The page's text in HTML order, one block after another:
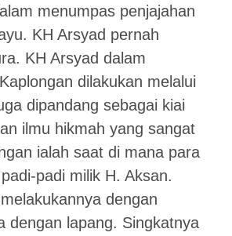
menumpas penjajahan
KH Arsyad pernah
KH Arsyad dalam
dilakukan melalui
dipandang sebagai kiai
ilmu hikmah yang sangat
ialah saat di mana para
padi milik H. Aksan.
dengan
dengan lapang. Singkatnya